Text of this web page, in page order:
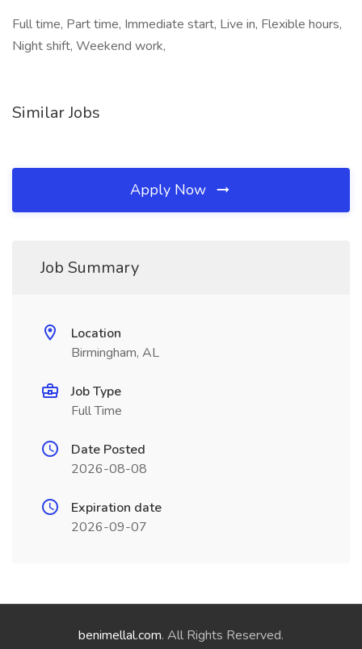
Full time, Part time, Immediate start, Live in, Flexible hours,
Night shift, Weekend work,
Similar Jobs
Apply Now
Job Summary
Location
Birmingham, AL
Job Type
Full Time
Date Posted
2026-08-08
Expiration date
2026-09-07
benimellal.com. All Rights Reserved.